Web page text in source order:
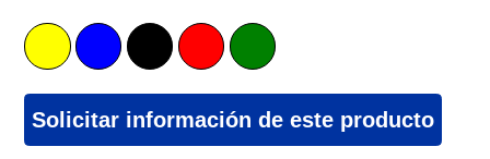
Solicitar información de este producto